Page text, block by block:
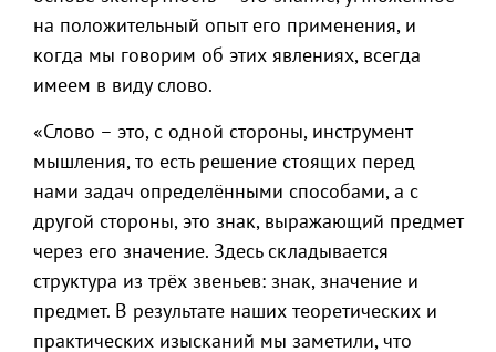
на положительный опыт его применения, и
когда мы говорим об этих явлениях, всегда
имеем в виду слово.
«Слово – это, с одной стороны, инструмент
мышления, то есть решение стоящих перед
нами задач определёнными способами, а с
другой стороны, это знак, выражающий предмет
через его значение. Здесь складывается
структура из трёх звеньев: знак, значение и
предмет. В результате наших теоретических и
практических изысканий мы заметили, что